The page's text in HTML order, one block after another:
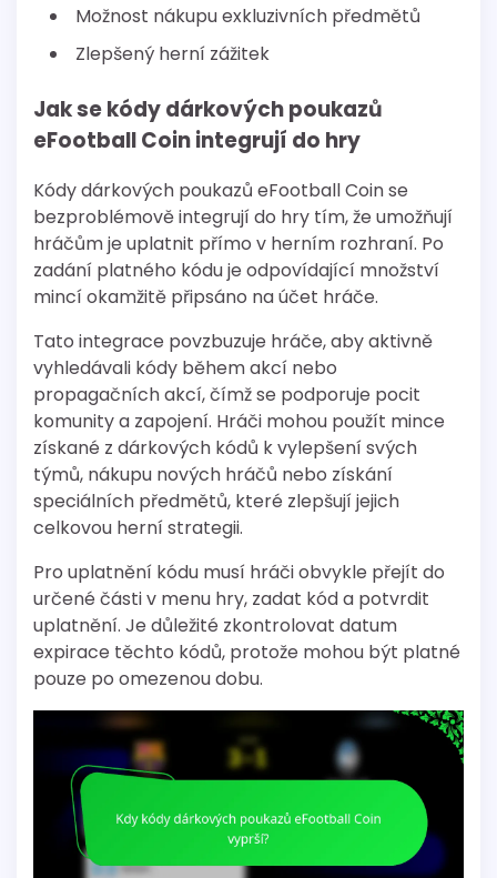
Možnost nákupu exkluzivních předmětů
Zlepšený herní zážitek
Jak se kódy dárkových poukazů
eFootball Coin integrují do hry
Kódy dárkových poukazů eFootball Coin se
bezproblémově integrují do hry tím, že umožňují
hráčům je uplatnit přímo v herním rozhraní. Po
zadání platného kódu je odpovídající množství
mincí okamžitě připsáno na účet hráče.
Tato integrace povzbuzuje hráče, aby aktivně
vyhledávali kódy během akcí nebo
propagačních akcí, čímž se podporuje pocit
komunity a zapojení. Hráči mohou použít mince
získané z dárkových kódů k vylepšení svých
týmů, nákupu nových hráčů nebo získání
speciálních předmětů, které zlepšují jejich
celkovou herní strategii.
Pro uplatnění kódu musí hráči obvykle přejít do
určené části v menu hry, zadat kód a potvrdit
uplatnění. Je důležité zkontrolovat datum
expirace těchto kódů, protože mohou být platné
pouze po omezenou dobu.